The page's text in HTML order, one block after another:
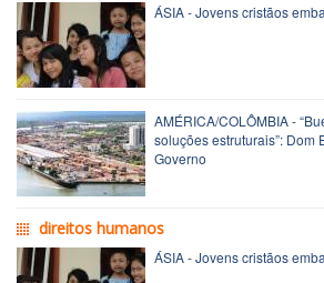
ÁSIA - Jovens cristãos
AMÉRICA/COLÔMBIA -
soluções estruturais”: Dom
Governo
direitos humanos
ÁSIA - Jovens cristãos